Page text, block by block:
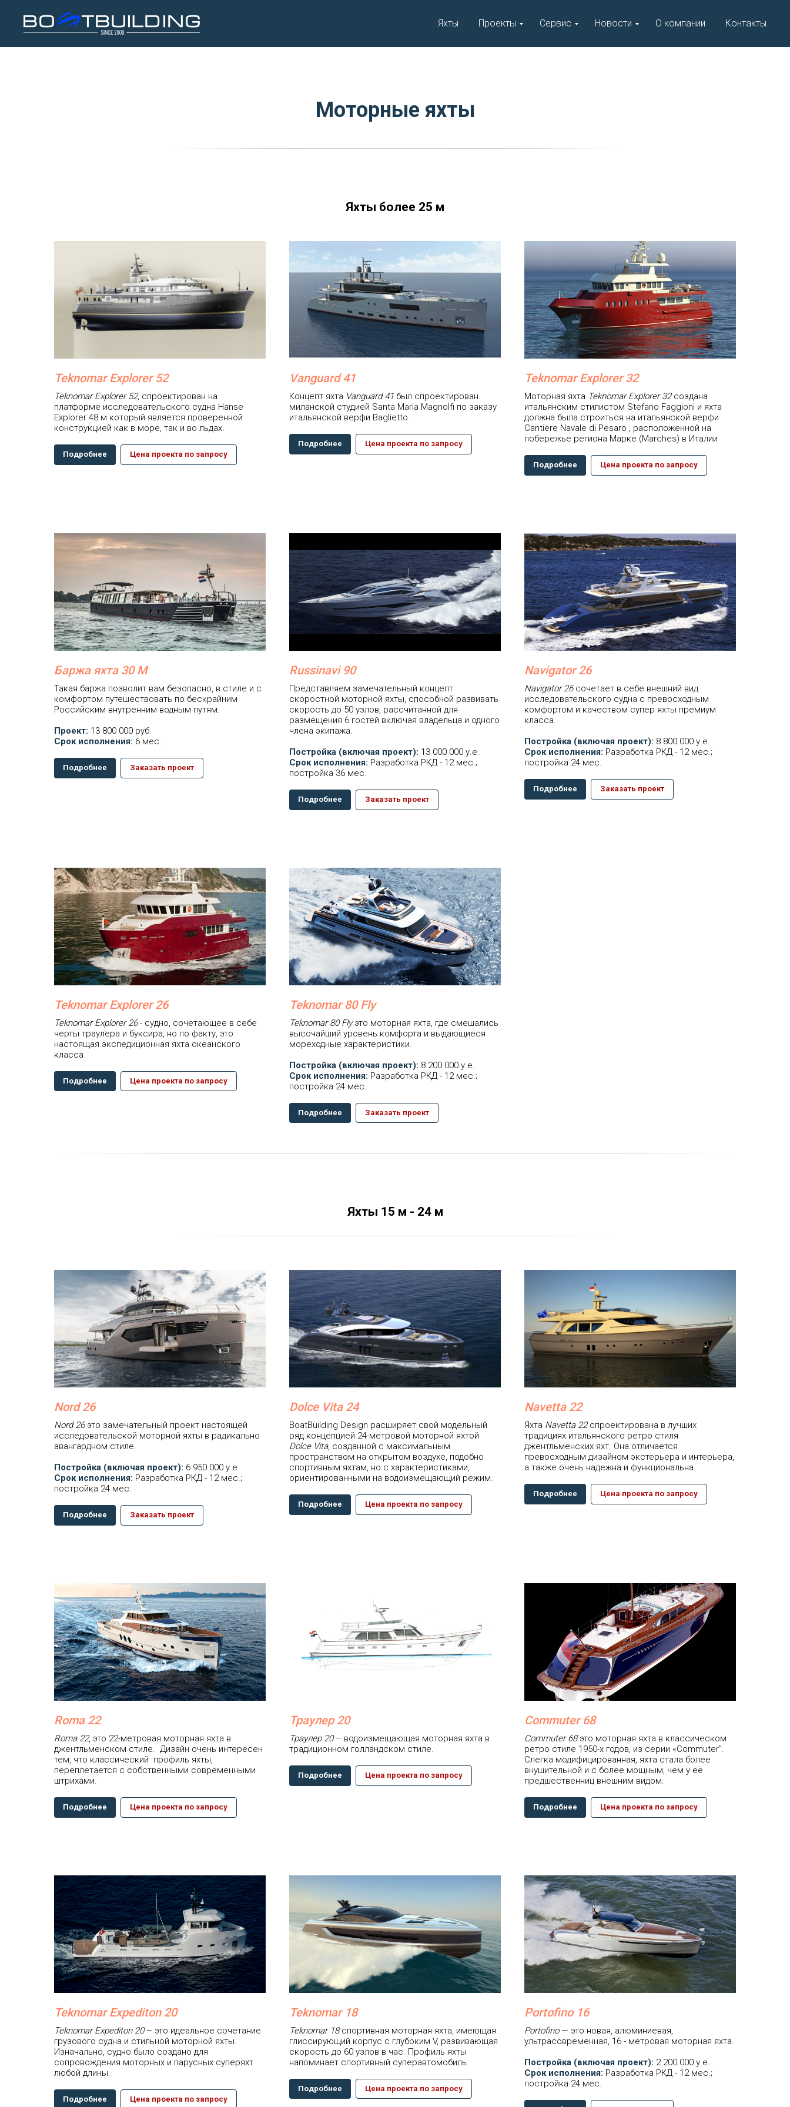
Яхты Проекты Сервис Новости О компании Контакты
Моторные яхты
Яхты более 25 м
Teknomar Explorer 52
Teknomar Explorer 52, спроектирован на
платформе исследовательского судна Hanse
Explorer 48 м который является проверенной
конструкцией как в море, так и во льдах.
Подробнее Цена проекта по запросу
Vanguard 41
Концепт яхта Vanguard 41 был спроектирован
миланской студией Santa Maria Magnolfi по заказу
итальянской верфи Baglietto.
Подробнее Цена проекта по запросу
Teknomar Explorer 32
Моторная яхта Teknomar Explorer 32создана
итальянским стилистом Stefano Faggioni и яхта
должна была строиться на итальянской верфи
Cantiere Navale di Pesaro , расположенной на
побережье региона Марке (Marches) в Италии
Подробнее Цена проекта по запросу
Баржа яхта 30 М
Такая баржа позволит вам безопасно, в стиле и с
комфортом путешествовать по бескрайним
Российским внутренним водным путям.
Проект: 13 800 000 руб.
Срок исполнения: 6 мес.
Подробнее Заказать проект
Russinavi 90
Представляем замечательный концепт
скоростной моторной яхты, способной развивать
скорость до 50 узлов, рассчитанной для
размещения 6 гостей включая владельца и одного
члена экипажа.
Постройка (включая проект): 13 000 000 у.е.
Срок исполнения: Разработка РКД - 12 мес.;
постройка 36 мес.
Подробнее Заказать проект
Navigator 26
Navigator 26сочетает в себе внешний вид
исследовательского судна с превосходным
комфортом и качеством супер яхты премиум
класса.
Постройка (включая проект): 8 800 000 у.е.
Срок исполнения: Разработка РКД - 12 мес.;
постройка 24 мес.
Подробнее Заказать проект
Teknomar Explorer 26
Teknomar Explorer 26- судно, сочетающее в себе
черты траулера и буксира, но по факту, это
настоящая экспедиционная яхта океанского
класса.
Подробнее Цена проекта по запросу
Teknomar 80 Fly
Teknomar 80 Flyэто моторная яхта, где смешались
высочайший уровень комфорта и выдающиеся
мореходные характеристики.
Постройка (включая проект): 8 200 000 у.е.
Срок исполнения: Разработка РКД - 12 мес.;
постройка 24 мес.
Подробнее Заказать проект
Яхты 15 м - 24 м
Nord 26
Nord 26 это замечательный проект настоящей
исследовательской моторной яхты в радикально
авангардном стиле.
Постройка (включая проект): 6 950 000 у.е.
Срок исполнения: Разработка РКД - 12 мес.;
постройка 24 мес.
Подробнее Заказать проект
Dolce Vita 24
BoatBuilding Design расширяет свой модельный
ряд концепцией 24-метровой моторной яхтой
Dolce Vita, созданной с максимальным
пространством на открытом воздухе, подобно
спортивным яхтам, но с характеристиками,
ориентированными на водоизмещающий режим.
Подробнее Цена проекта по запросу
Navetta 22
Яхта Navetta 22спроектирована в лучших
традициях итальянского ретро стиля
джентльменских яхт. Она отличается
превосходным дизайном экстерьера и интерьера,
а также очень надежна и функциональна.
Подробнее Цена проекта по запросу
Roma 22
Roma 22, это 22-метровая моторная яхта в
джентльменском стиле. Дизайн очень интересен
тем, что классический профиль яхты,
переплетается с собственными современными
штрихами.
Подробнее Цена проекта по запросу
Траулер 20
Траулер 20– водоизмещающая моторная яхта в
традиционном голландском стиле.
Подробнее Цена проекта по запросу
Commuter 68
Commuter 68это моторная яхта в классическом
ретро стиле 1950-х годов, из серии «Commuter”.
Слегка модифицированная, яхта стала более
внушительной и с более мощным, чем у её
предшественниц внешним видом.
Подробнее Цена проекта по запросу
Teknomar Expediton 20
Teknomar Expediton 20– это идеальное сочетание
грузового судна и стильной моторной яхты.
Изначально, судно было создано для
сопровождения моторных и парусных суперяхт
любой длины.
Подробнее Цена проекта по запросу
Teknomar 18
Teknomar 18спортивная моторная яхта, имеющая
глиссирующий корпус с глубоким V, развивающая
скорость до 60 узлов в час. Профиль яхты
напоминает спортивный суперавтомобиль.
Подробнее Цена проекта по запросу
Portofino 16
Portofino— это новая, алюминиевая,
ультрасовременная, 16 - метровая моторная яхта.
Постройка (включая проект): 2 200 000 у.е.
Срок исполнения: Разработка РКД - 12 мес.;
постройка 24 мес.